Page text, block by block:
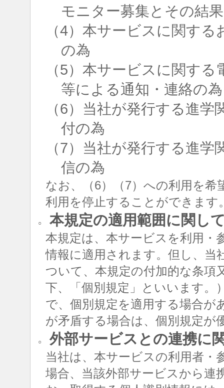
モニター募集とその結
（4）本サービスに関す
の為
（5）本サービスに関す
等による通知・連絡の為
（6）当社が発行する進
付の為
（7）当社が発行する進
信の為
なお、（6）（7）への利用を
利用を停止することができます
○ 本規定の適用範囲に関し
本規定は、本サービスを利用・
情報に適用されます。但し、当
ついて、本規定の付加的な条項
下、「個別規定」といいます。
で、個別規定を適用する場合が
が矛盾する場合は、個別規定が
○ 外部サービスとの連携に
当社は、本サービスの利用者・
場合、当該外部サービスから連